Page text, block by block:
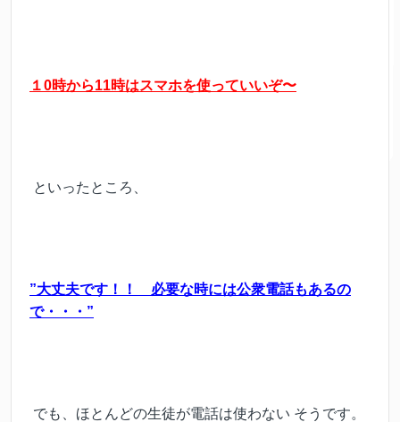
１0時から11時はスマホを使っていいぞ〜
といったところ、
”大丈夫です！！ 必要な時には公衆電話もあるの
で・・・”
でも、ほとんどの生徒が電話は使わない そうです。